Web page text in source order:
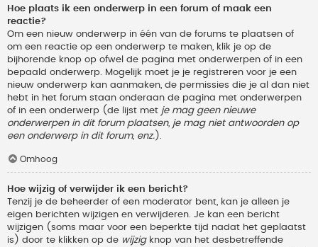
Hoe plaats ik een onderwerp in een forum of maak een
reactie?
Om een nieuw onderwerp in één van de forums te plaatsen of
om een reactie op een onderwerp te maken, klik je op de
bijhorende knop op ofwel de pagina met onderwerpen of in een
bepaald onderwerp. Mogelijk moet je je registreren voor je een
nieuw onderwerp kan aanmaken, de permissies die je al dan niet
hebt in het forum staan onderaan de pagina met onderwerpen
of in een onderwerp (de lijst met je mag geen nieuwe
onderwerpen in dit forum plaatsen, je mag niet antwoorden op
een onderwerp in dit forum, enz. ).
Omhoog
Hoe wijzig of verwijder ik een bericht?
Tenzij je de beheerder of een moderator bent, kan je alleen je
eigen berichten wijzigen en verwijderen. Je kan een bericht
wijzigen (soms maar voor een beperkte tijd nadat het geplaatst
is) door te klikken op de wijzigknop van het desbetreffende